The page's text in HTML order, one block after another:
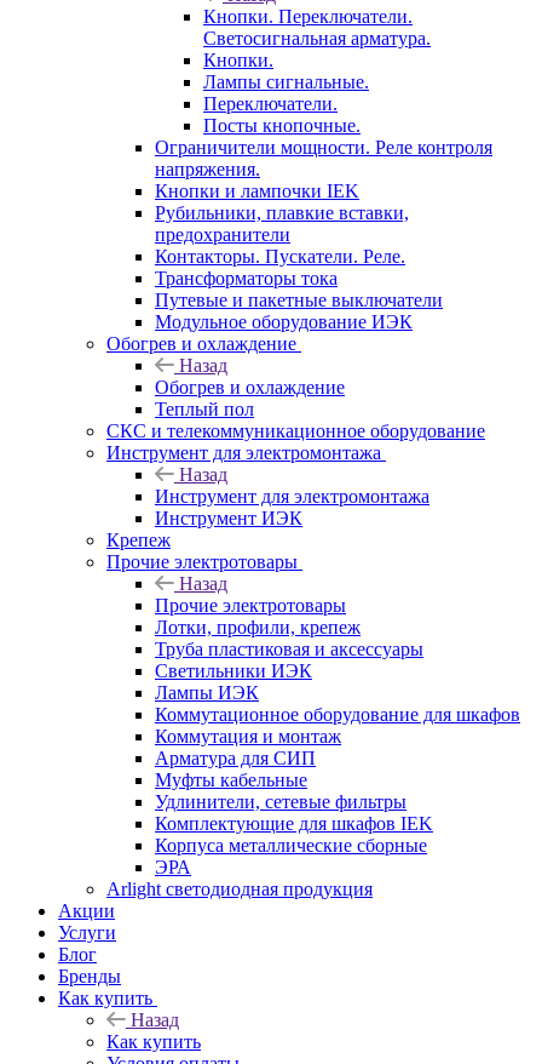
Кнопки. Переключатели.
Светосигнальная арматура.
Кнопки.
Лампы сигнальные.
Переключатели.
Посты кнопочные.
Ограничители мощности. Реле контроля
напряжения.
Кнопки и лампочки IEK
Рубильники, плавкие вставки,
предохранители
Контакторы. Пускатели. Реле.
Трансформаторы тока
Путевые и пакетные выключатели
Модульное оборудование ИЭК
Обогрев и охлаждение
Назад
Обогрев и охлаждение
Теплый пол
СКС и телекоммуникационное оборудование
Инструмент для электромонтажа
Назад
Инструмент для электромонтажа
Инструмент ИЭК
Крепеж
Прочие электротовары
Назад
Прочие электротовары
Лотки, профили, крепеж
Труба пластиковая и аксессуары
Светильники ИЭК
Лампы ИЭК
Коммутационное оборудование для шкафов
Коммутация и монтаж
Арматура для СИП
Муфты кабельные
Удлинители, сетевые фильтры
Комплектующие для шкафов IEK
Корпуса металлические сборные
ЭРА
Arlight светодиодная продукция
Акции
Услуги
Блог
Бренды
Как купить
Назад
Как купить